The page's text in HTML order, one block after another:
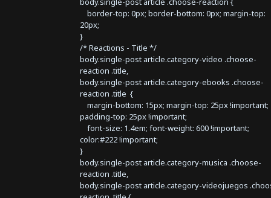
border-top: 0px; border-bottom: 0px; margin-top:
20px;
}
/* Reactions - Title */
body.single-post article.category-video .choose-
reaction .title,
body.single-post article.category-ebooks .choose-
reaction .title {
margin-bottom: 15px; margin-top: 25px !important;
padding-top: 25px !important;
font-size: 1.4em; font-weight: 600 !important;
color:#222 !important;
}
body.single-post article.category-musica .choose-
reaction .title,
body.single-post article.category-videojuegos